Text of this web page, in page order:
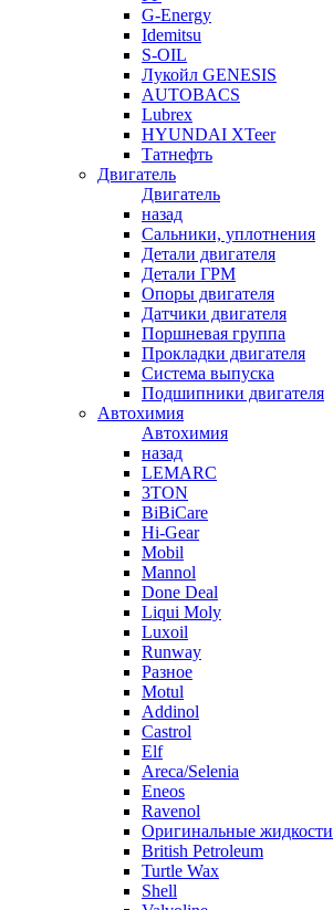
G-Energy
Idemitsu
S-OIL
Лукойл GENESIS
AUTOBACS
Lubrex
HYUNDAI XTeer
Татнефть
Двигатель
Двигатель
назад
Сальники, уплотнения
Детали двигателя
Детали ГРМ
Опоры двигателя
Датчики двигателя
Поршневая группа
Прокладки двигателя
Система выпуска
Подшипники двигателя
Автохимия
Автохимия
назад
LEMARC
3TON
BiBiCare
Hi-Gear
Mobil
Mannol
Done Deal
Liqui Moly
Luxoil
Runway
Разное
Motul
Addinol
Castrol
Elf
Areca/Selenia
Eneos
Ravenol
Оригинальные жидкости
British Petroleum
Turtle Wax
Shell